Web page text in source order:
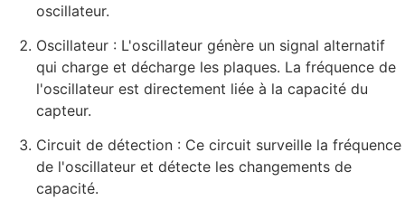
oscillateur.
Oscillateur : L'oscillateur génère un signal alternatif
qui charge et décharge les plaques. La fréquence de
l'oscillateur est directement liée à la capacité du
capteur.
Circuit de détection : Ce circuit surveille la fréquence
de l'oscillateur et détecte les changements de
capacité.